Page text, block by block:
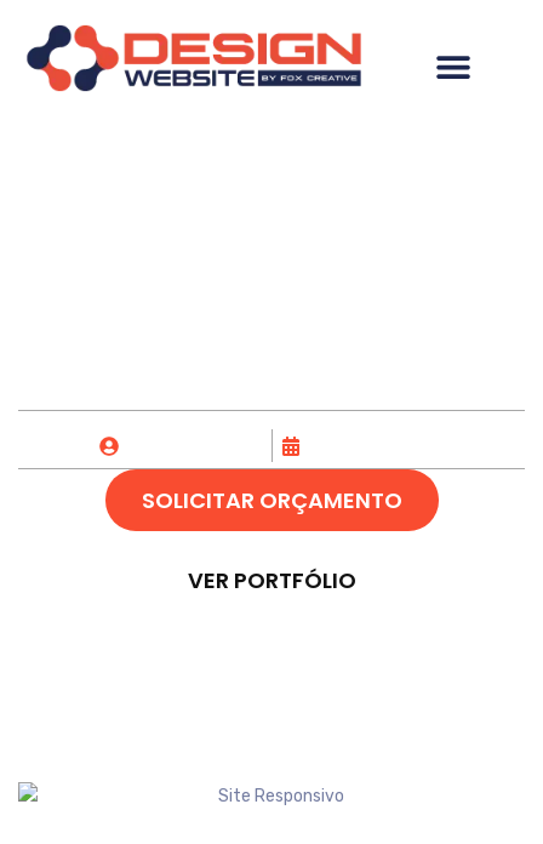
SOLICITAR ORÇAMENTO
VER PORTFÓLIO